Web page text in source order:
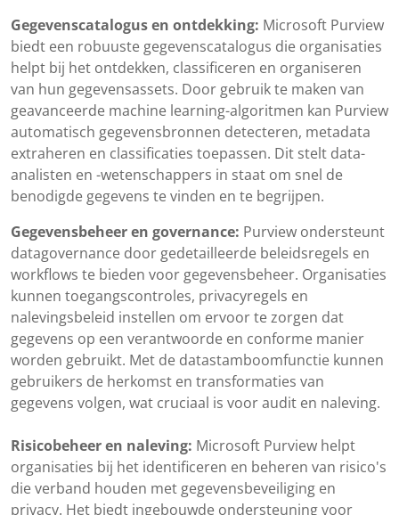
Gegevenscatalogus en ontdekking: Microsoft Purview
biedt een robuuste gegevenscatalogus die organisaties
helpt bij het ontdekken, classificeren en organiseren
van hun gegevensassets. Door gebruik te maken van
geavanceerde machine learning-algoritmen kan Purview
automatisch gegevensbronnen detecteren, metadata
extraheren en classificaties toepassen. Dit stelt data-
analisten en -wetenschappers in staat om snel de
benodigde gegevens te vinden en te begrijpen.
Gegevensbeheer en governance: Purview ondersteunt
datagovernance door gedetailleerde beleidsregels en
workflows te bieden voor gegevensbeheer. Organisaties
kunnen toegangscontroles, privacyregels en
nalevingsbeleid instellen om ervoor te zorgen dat
gegevens op een verantwoorde en conforme manier
worden gebruikt. Met de datastamboomfunctie kunnen
gebruikers de herkomst en transformaties van
gegevens volgen, wat cruciaal is voor audit en naleving.
Risicobeheer en naleving: Microsoft Purview helpt
organisaties bij het identificeren en beheren van risico's
die verband houden met gegevensbeveiliging en
privacy. Het biedt ingebouwde ondersteuning voor